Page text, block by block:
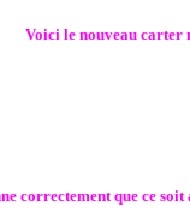
Voici le nouveau carter
correctement que ce